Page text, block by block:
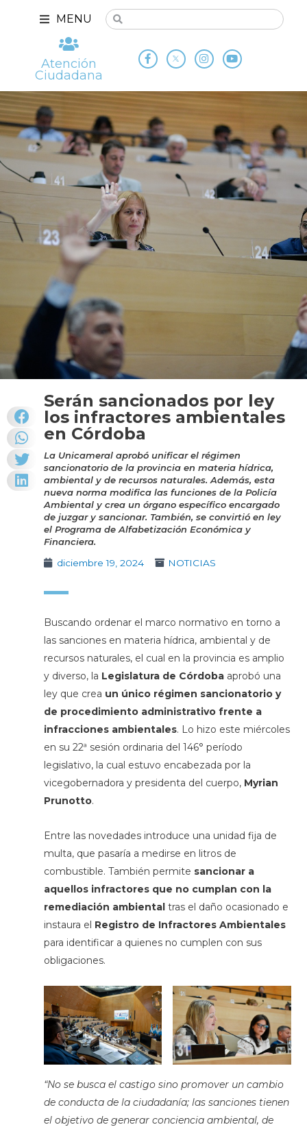
MENU
Atención
Ciudadana
Serán sancionados por ley
los infractores ambientales
en Córdoba
La Unicameral aprobó unificar el régimen
sancionatorio de la provincia en materia hídrica,
ambiental y de recursos naturales. Además, esta
nueva norma modifica las funciones de la Policía
Ambiental y crea un órgano específico encargado
de juzgar y sancionar. También, se convirtió en ley
el Programa de Alfabetización Económica y
Financiera.
diciembre 19, 2024
NOTICIAS
Buscando ordenar el marco normativo en torno a
las sanciones en materia hídrica, ambiental y de
recursos naturales, el cual en la provincia es amplio
y diverso, la Legislatura de Córdobaaprobó una
ley que crea un único régimen sancionatorio y
de procedimiento administrativo frente a
infracciones ambientales. Lo hizo este miércoles
en su 22ª sesión ordinaria del 146° período
legislativo, la cual estuvo encabezada por la
vicegobernadora y presidenta del cuerpo, Myrian
Prunotto.
Entre las novedades introduce una unidad fija de
multa, que pasaría a medirse en litros de
combustible. También permite sancionar a
aquellos infractores que no cumplan con la
remediación ambientaltras el daño ocasionado e
instaura el Registro de Infractores Ambientales
para identificar a quienes no cumplen con sus
obligaciones.
“No se busca el castigo sino promover un cambio
de conducta de la ciudadanía; las sanciones tienen
el objetivo de generar conciencia ambiental, de